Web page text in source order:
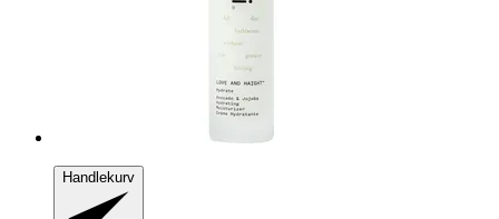
Handlekurv